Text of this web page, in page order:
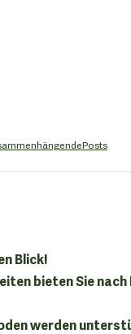
Posts
Blick!
bieten Sie
werden